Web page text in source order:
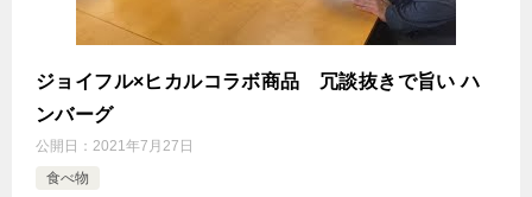
ジョイフル×ヒカルコラボ商品 冗談抜きで旨い ハ
ンバーグ
公開日： 2021年7月27日
食べ物